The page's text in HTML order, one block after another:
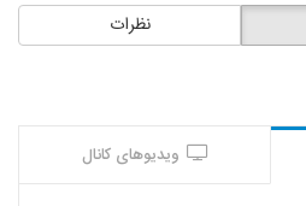
نظرات
ویدیوهای کانال